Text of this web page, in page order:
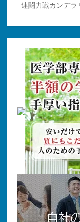
連闘力戦カンデラ